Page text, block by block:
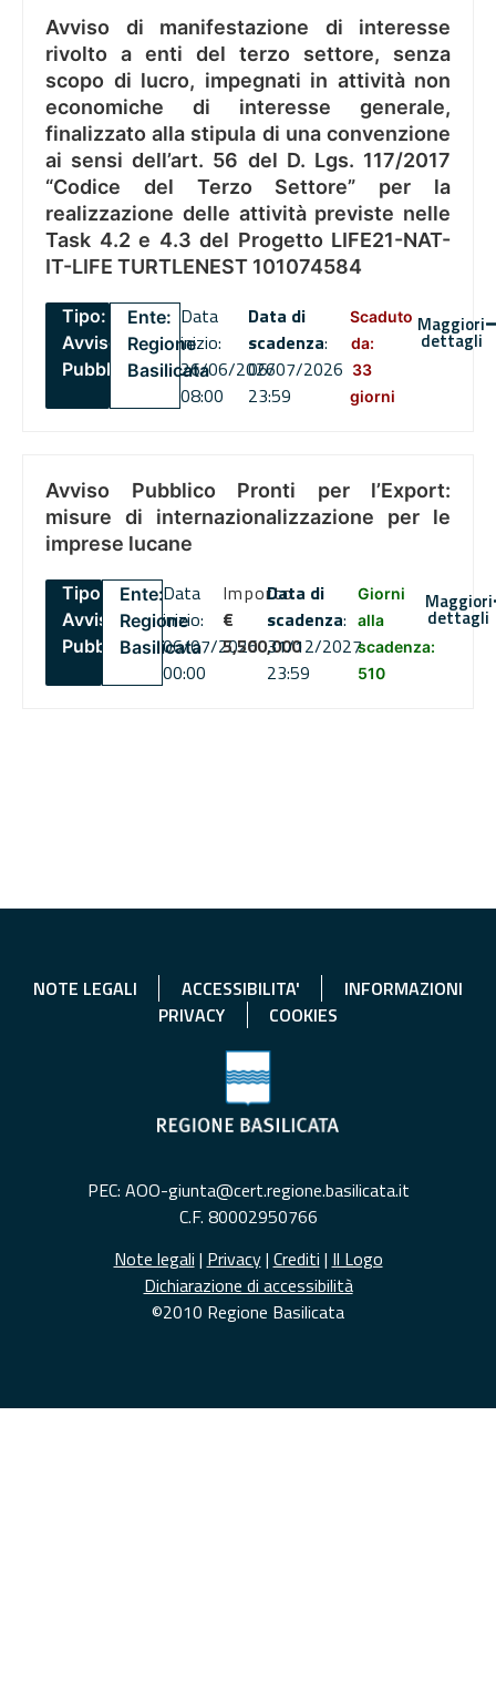
Avviso di manifestazione di interesse
rivolto a enti del terzo settore, senza
scopo di lucro, impegnati in attività non
economiche di interesse generale,
finalizzato alla stipula di una convenzione
ai sensi dell’art. 56 del D. Lgs. 117/2017
“Codice del Terzo Settore” per la
realizzazione delle attività previste nelle
Task 4.2 e 4.3 del Progetto LIFE21-NAT-
IT-LIFE TURTLENEST 101074584
Tipo:
Avviso
Pubblico
Ente:
Regione
Basilicata
Data
inizio:
26/06/2026
08:00
Data di
scadenza:
06/07/2026
23:59
Scaduto
da:
33
giorni
Maggiori
dettagli
Avviso Pubblico Pronti per l’Export:
misure di internazionalizzazione per le
imprese lucane
Tipo:
Avviso
Pubblico
Ente:
Regione
Basilicata
Data
inizio:
06/07/2026
00:00
Importo
€
5,500,000
Data di
scadenza:
31/12/2027
23:59
Giorni
alla
scadenza:
510
Maggiori
dettagli
NOTE LEGALI ACCESSIBILITA'
INFORMAZIONI
PRIVACY
COOKIES
PEC: AOO-giunta@cert.regione.basilicata.it
C.F. 80002950766
Note legali | Privacy| Crediti | Il Logo
Dichiarazione di accessibilità
©2010 Regione Basilicata